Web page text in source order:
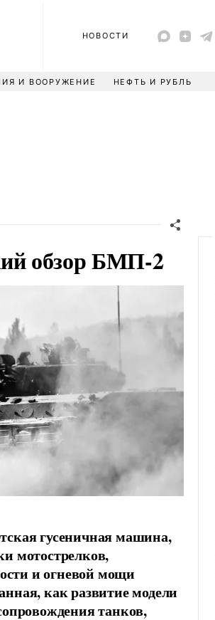
НОВОСТИ
И ВООРУЖЕНИЕ НЕФТЬ И РУБЛЬ
обзор БМП-2
гусеничная машина,
мотострелков,
и огневой мощи
как развитие модели
танков,